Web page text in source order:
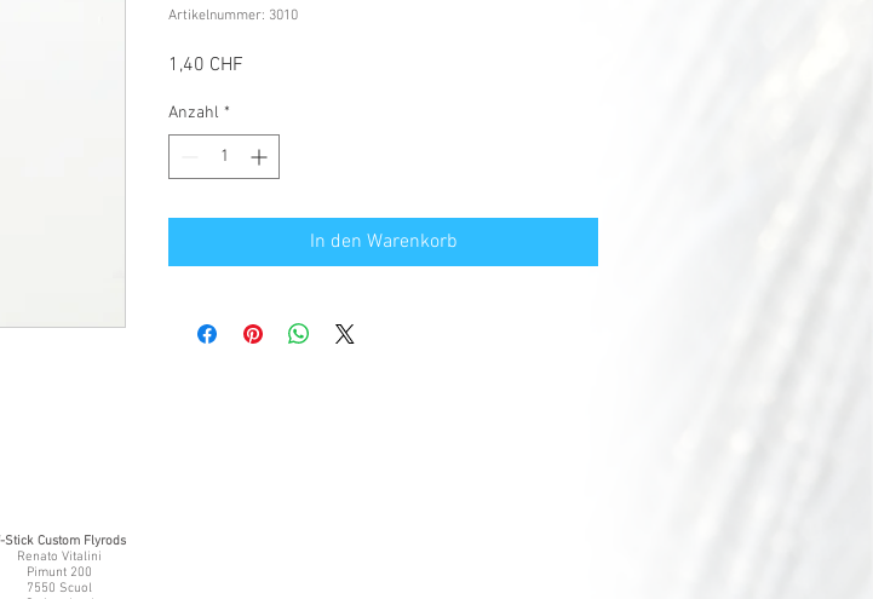
Artikelnummer: 3010
1,40 CHF
Anzahl *
In den Warenkorb
Stick Custom Flyrods
Renato Vitalini
Pimunt 200
7550 Scuol